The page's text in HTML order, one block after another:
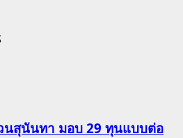
นสุนันทา มอบ 29 ทุนแบบต่อ